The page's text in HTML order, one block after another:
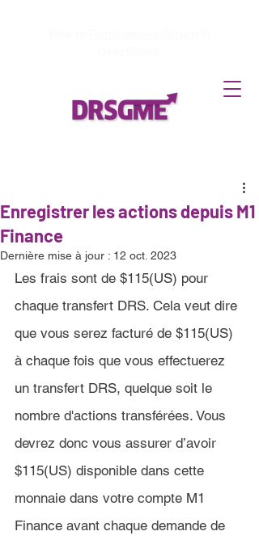
Enregistrer les actions depuis M1
Finance
Dernière mise à jour : 12 oct. 2023
Les frais sont de $115(US) pour
chaque transfert DRS. Cela veut dire
que vous serez facturé de $115(US)
à chaque fois que vous effectuerez
un transfert DRS, quelque soit le
nombre d'actions transférées. Vous
devrez donc vous assurer d’avoir
$115(US) disponible dans cette
monnaie dans votre compte M1
Finance avant chaque demande de